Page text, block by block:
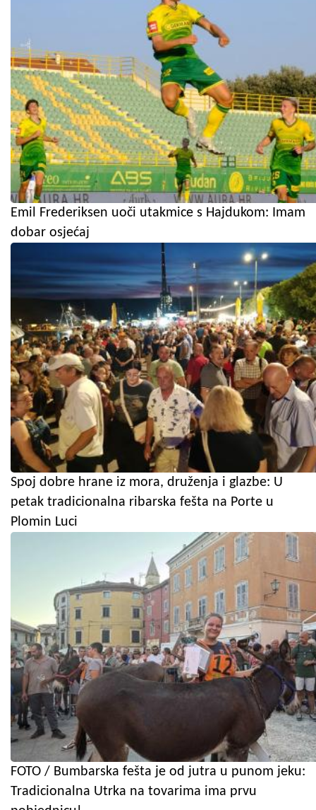
Emil Frederiksen uoči utakmice s Hajdukom: Imam
dobar osjećaj
Spoj dobre hrane iz mora, druženja i glazbe: U
petak tradicionalna ribarska fešta na Porte u
Plomin Luci
FOTO / Bumbarska fešta je od jutra u punom jeku:
Tradicionalna Utrka na tovarima ima prvu